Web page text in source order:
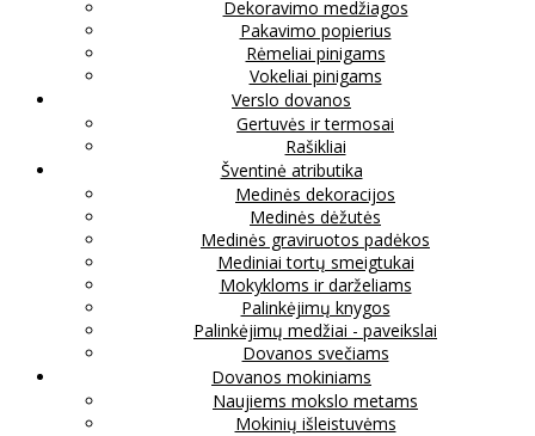
Dekoravimo medžiagos
Pakavimo popierius
Rėmeliai pinigams
Vokeliai pinigams
Verslo dovanos
Gertuvės ir termosai
Rašikliai
Šventinė atributika
Medinės dekoracijos
Medinės dėžutės
Medinės graviruotos padėkos
Mediniai tortų smeigtukai
Mokykloms ir darželiams
Palinkėjimų knygos
Palinkėjimų medžiai - paveikslai
Dovanos svečiams
Dovanos mokiniams
Naujiems mokslo metams
Mokinių išleistuvėms